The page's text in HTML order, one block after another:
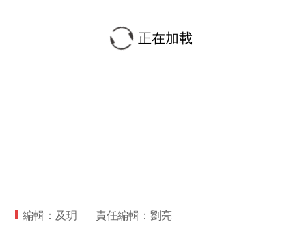
正在加載
編輯：及玥 責任編輯：劉亮